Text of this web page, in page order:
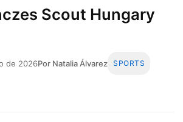
Scout Hungary
de 2026Por Natalia Álvarez SPORTS